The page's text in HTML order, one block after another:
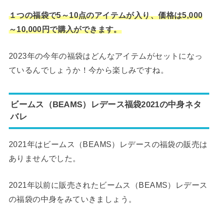
１つの福袋で5～10点のアイテムが入り、価格は5,000
～10,000円で購入ができます。
2023年の今年の福袋はどんなアイテムがセットになっ
ているんでしょうか！今から楽しみですね。
ビームス（BEAMS）レデース福袋2021の中身ネタ
バレ
2021年はビームス（BEAMS）レデースの福袋の販売は
ありませんでした。
2021年以前に販売されたビームス（BEAMS）レデース
の福袋の中身をみていきましょう。